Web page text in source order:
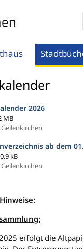
2026
MB
ab dem
kB
erfolgt die